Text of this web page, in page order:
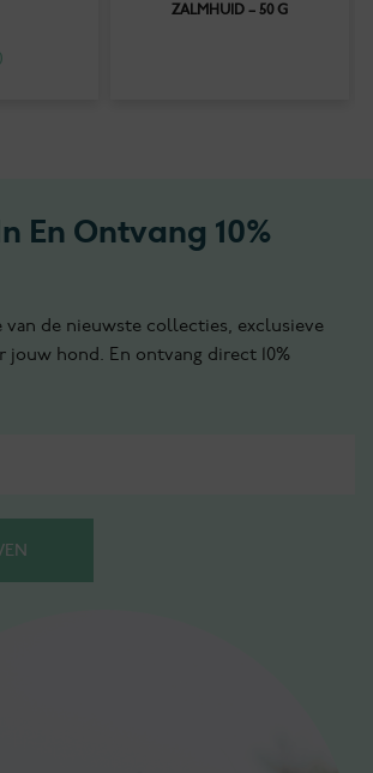
ZALMHUID – 50 G
En Ontvang 10%
de nieuwste collecties, exclusieve
jouw hond. En ontvang direct 10%